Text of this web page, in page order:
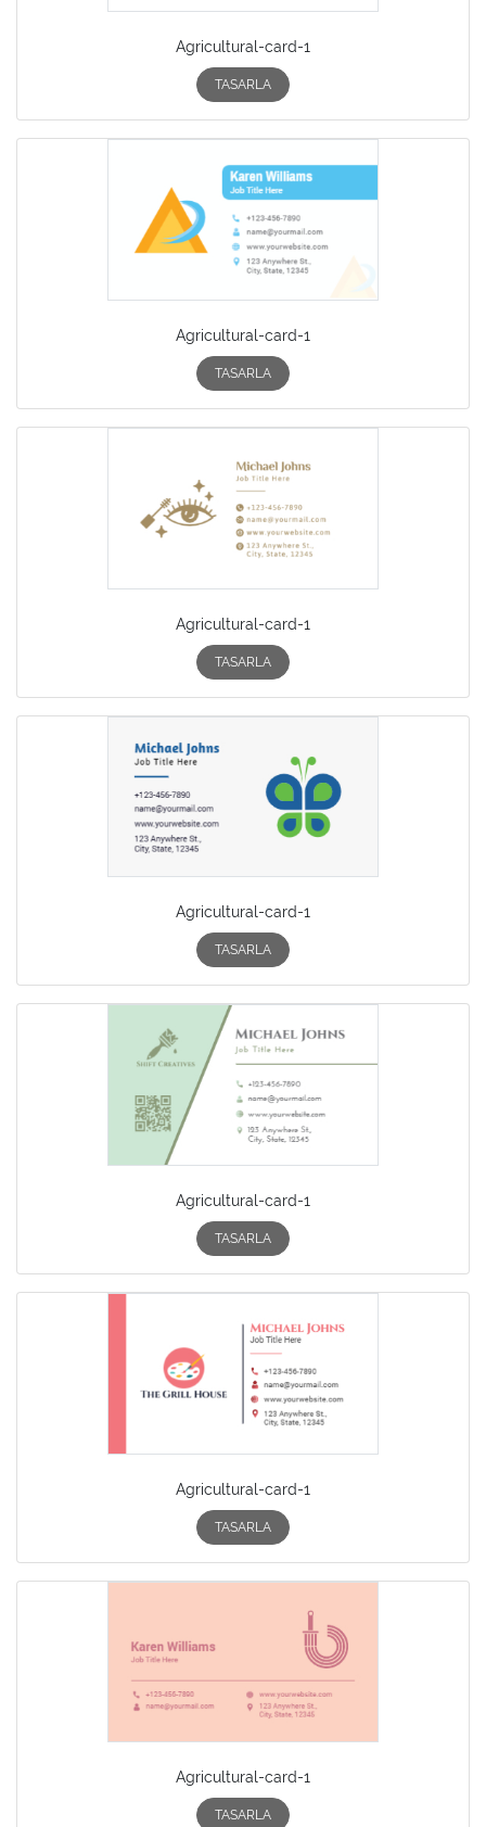
Agricultural-card-1
TASARLA
Agricultural-card-1
TASARLA
Agricultural-card-1
TASARLA
Agricultural-card-1
TASARLA
Agricultural-card-1
TASARLA
Agricultural-card-1
TASARLA
Agricultural-card-1
TASARLA